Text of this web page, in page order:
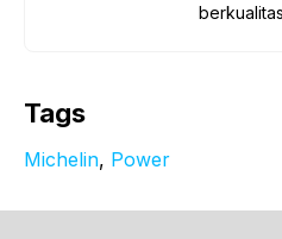
Tags
Michelin, Power